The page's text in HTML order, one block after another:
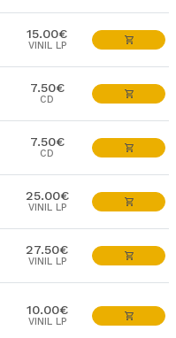
15.00€
VINIL LP
7.50€
CD
7.50€
CD
25.00€
VINIL LP
27.50€
VINIL LP
10.00€
VINIL LP